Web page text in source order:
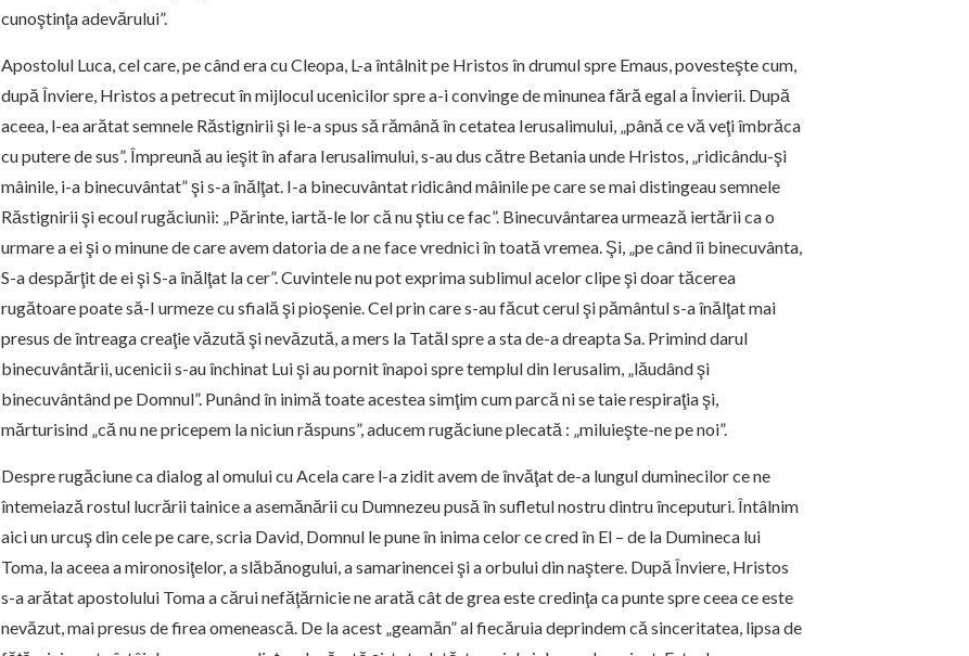
cunoştinţa adevărului”.
Apostolul Luca, cel care, pe când era cu Cleopa, L-a întâlnit pe Hristos în drumul spre Emaus, povesteşte cum,
după Înviere, Hristos a petrecut în mijlocul ucenicilor spre a-i convinge de minunea fără egal a Învierii. După
aceea, l-ea arătat semnele Răstignirii şi le-a spus să rămână în cetatea Ierusalimului, „până ce vă veţi îmbrăca
cu putere de sus”. Împreună au ieşit în afara Ierusalimului, s-au dus către Betania unde Hristos, „ridicându-şi
mâinile, i-a binecuvântat” şi s-a înălţat. I-a binecuvântat ridicând mâinile pe care se mai distingeau semnele
Răstignirii şi ecoul rugăciunii: „Părinte, iartă-le lor că nu ştiu ce fac”. Binecuvântarea urmează iertării ca o
urmare a ei şi o minune de care avem datoria de a ne face vrednici în toată vremea. Şi, „pe când îi binecuvânta,
S-a despărţit de ei şi S-a înălţat la cer”. Cuvintele nu pot exprima sublimul acelor clipe şi doar tăcerea
rugătoare poate să-I urmeze cu sfială şi pioşenie. Cel prin care s-au făcut cerul şi pământul s-a înălţat mai
presus de întreaga creaţie văzută şi nevăzută, a mers la Tatăl spre a sta de-a dreapta Sa. Primind darul
binecuvântării, ucenicii s-au închinat Lui şi au pornit înapoi spre templul din Ierusalim, „lăudând şi
binecuvântând pe Domnul”. Punând în inimă toate acestea simţim cum parcă ni se taie respiraţia şi,
mărturisind „că nu ne pricepem la niciun răspuns”, aducem rugăciune plecată : „miluieşte-ne pe noi”.
Despre rugăciune ca dialog al omului cu Acela care l-a zidit avem de învăţat de-a lungul duminecilor ce ne
întemeiază rostul lucrării tainice a asemănării cu Dumnezeu pusă în sufletul nostru dintru începuturi. Întâlnim
aici un urcuş din cele pe care, scria David, Domnul le pune în inima celor ce cred în El – de la Dumineca lui
Toma, la aceea a mironosiţelor, a slăbănogului, a samarinencei şi a orbului din naştere. După Înviere, Hristos
s-a arătat apostolului Toma a cărui nefăţărnicie ne arată cât de grea este credinţa ca punte spre ceea ce este
nevăzut, mai presus de firea omenească. De la acest „geamăn” al fiecăruia deprindem că sinceritatea, lipsa de